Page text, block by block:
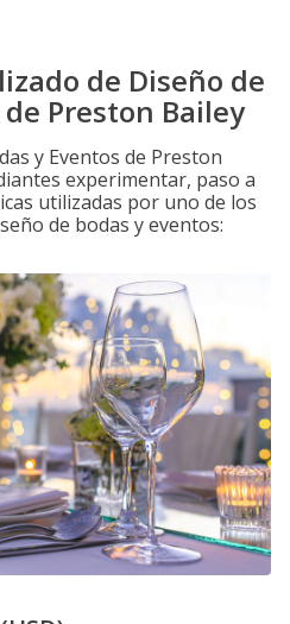
de Diseño de
Preston Bailey
y Eventos de Preston
experimentar, paso a
utilizadas por uno de los
de bodas y eventos: